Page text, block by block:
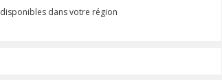
dans votre région